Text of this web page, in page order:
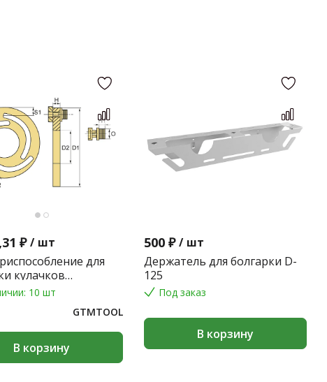
₽ / шт
для
кулачков
патрона
10 шт
GTMTOOL
В корзину
500 ₽ / шт
Держатель для болгарки D-
125
Под заказ
В корзину